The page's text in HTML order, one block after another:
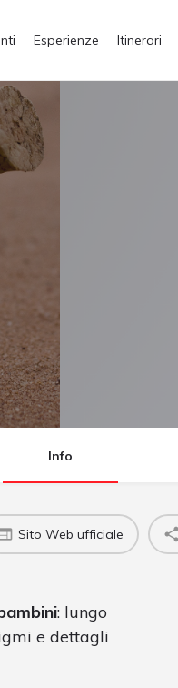
Esperienze Itinerari
Info
Sito Web ufficiale
: lungo
e dettagli